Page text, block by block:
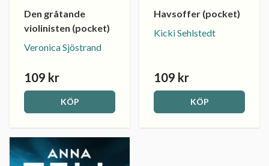
Den gråtande
violinisten (pocket)
Veronica Sjöstrand
109 kr
KÖP
Havsoffer (pocket)
Kicki Sehlstedt
109 kr
KÖP